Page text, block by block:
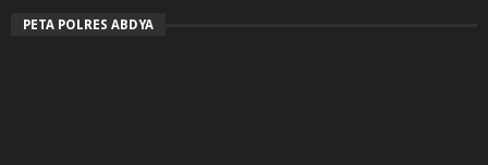
PETA POLRES ABDYA